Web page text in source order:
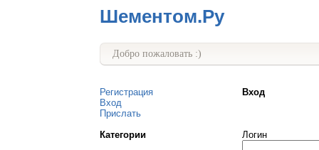
Шементом.Ру
Добро пожаловать :)
Регистрация
Вход
Прислать
Категории
Вход
Логин